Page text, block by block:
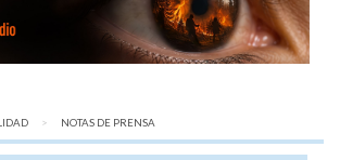
AQUÍ:
NOTAS DE PRENSA